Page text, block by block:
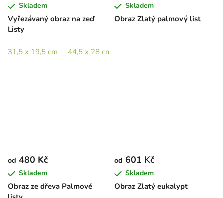
Vyřezávaný obraz na zeď
Listy
Skladem
31,5 x 19,5 cm 44,5 x 28 cm
Obraz Zlatý palmový list
Skladem
Obraz ze dřeva Palmové
od 480 Kč
Skladem
Obraz Zlatý eukalypt
od 601 Kč
Skladem